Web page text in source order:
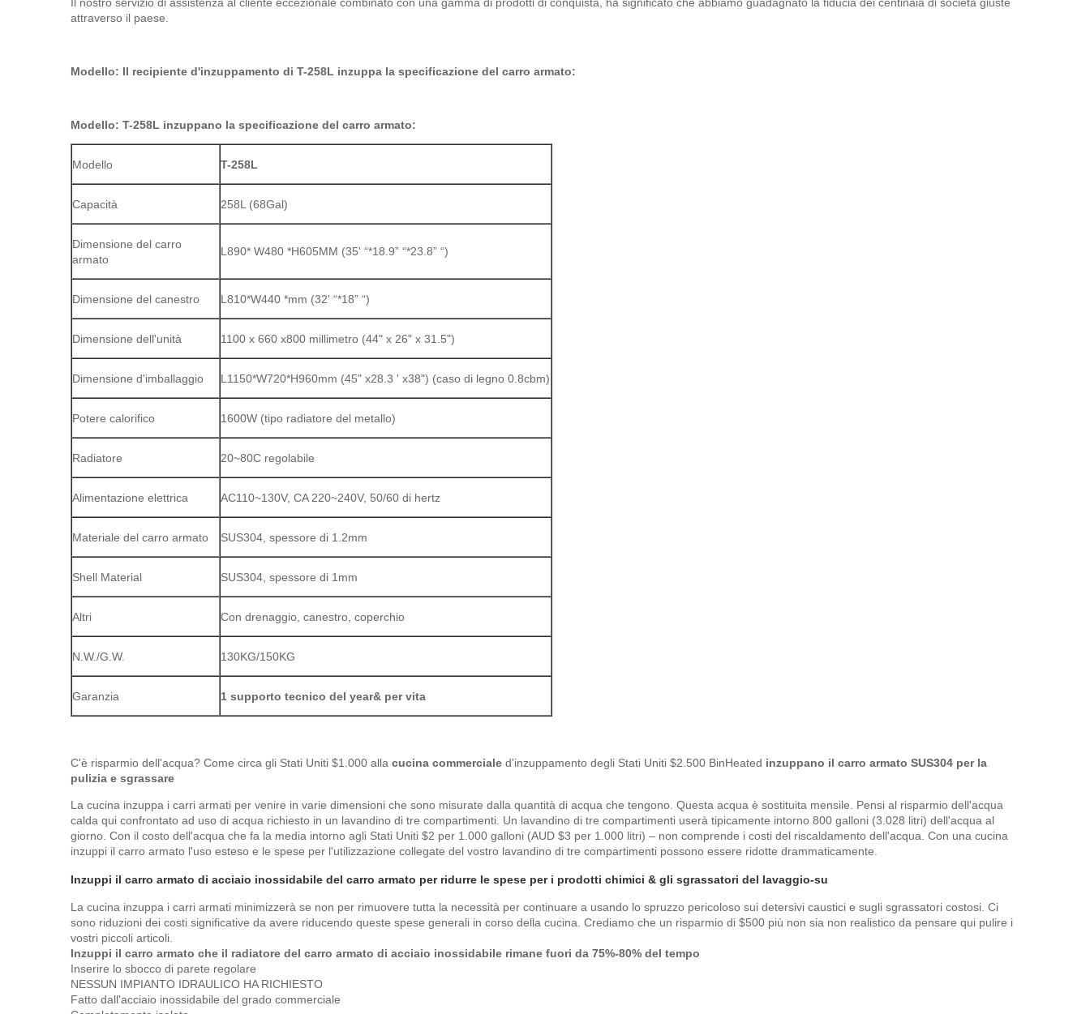
attraverso il paese.
Modello: Il recipiente d'inzuppamento di T-258L inzuppa la specificazione del carro armato:
Modello: T-258L inzuppano la specificazione del carro armato:
Modello T-258L
Capacità 258L (68Gal)
Dimensione del carro
armato
L890* W480 *H605MM (35' “*18.9” “*23.8” “)
Dimensione del canestro L810*W440 *mm (32' “*18” “)
Dimensione dell'unità 1100 x 660 x800 millimetro (44" x 26" x 31.5")
Dimensione d'imballaggio L1150*W720*H960mm (45" x28.3 ' x38") (caso di legno 0.8cbm)
Potere calorifico 1600W (tipo radiatore del metallo)
Radiatore 20~80C regolabile
Alimentazione elettrica AC110~130V, CA 220~240V, 50/60 di hertz
Materiale del carro armato SUS304, spessore di 1.2mm
Shell Material SUS304, spessore di 1mm
Altri Con drenaggio, canestro, coperchio
N.W./G.W. 130KG/150KG
Garanzia 1 supporto tecnico del year& per vita
C'è risparmio dell'acqua? Come circa gli Stati Uniti $1.000 alla cucina commerciale d'inzuppamento degli Stati Uniti $2.500 BinHeated inzuppano il carro armato SUS304 per la
pulizia e sgrassare
La cucina inzuppa i carri armati per venire in varie dimensioni che sono misurate dalla quantità di acqua che tengono. Questa acqua è sostituita mensile. Pensi al risparmio dell'acqua
calda qui confrontato ad uso di acqua richiesto in un lavandino di tre compartimenti. Un lavandino di tre compartimenti userà tipicamente intorno 800 galloni (3.028 litri) dell'acqua al
giorno. Con il costo dell'acqua che fa la media intorno agli Stati Uniti $2 per 1.000 galloni (AUD $3 per 1.000 litri) – non comprende i costi del riscaldamento dell'acqua. Con una cucina
inzuppi il carro armato l'uso esteso e le spese per l'utilizzazione collegate del vostro lavandino di tre compartimenti possono essere ridotte drammaticamente.
Inzuppi il carro armato di acciaio inossidabile del carro armato per ridurre le spese per i prodotti chimici & gli sgrassatori del lavaggio-su
La cucina inzuppa i carri armati minimizzerà se non per rimuovere tutta la necessità per continuare a usando lo spruzzo pericoloso sui detersivi caustici e sugli sgrassatori costosi. Ci
sono riduzioni dei costi significative da avere riducendo queste spese generali in corso della cucina. Crediamo che un risparmio di $500 più non sia non realistico da pensare qui pulire i
vostri piccoli articoli.
Inzuppi il carro armato che il radiatore del carro armato di acciaio inossidabile rimane fuori da 75%-80% del tempo
Inserire lo sbocco di parete regolare
NESSUN IMPIANTO IDRAULICO HA RICHIESTO
Fatto dall'acciaio inossidabile del grado commerciale